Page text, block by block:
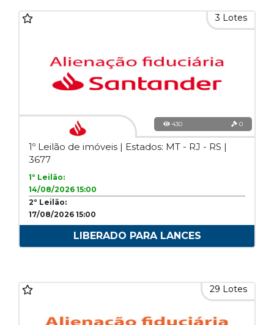
3 Lotes
430 0
1º Leilão de imóveis | Estados: MT - RJ - RS |
3677
1º Leilão:
14/08/2026 15:00
2º Leilão:
17/08/2026 15:00
LIBERADO PARA LANCES
29 Lotes